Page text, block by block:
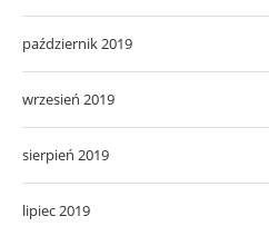
październik 2019
wrzesień 2019
sierpień 2019
lipiec 2019